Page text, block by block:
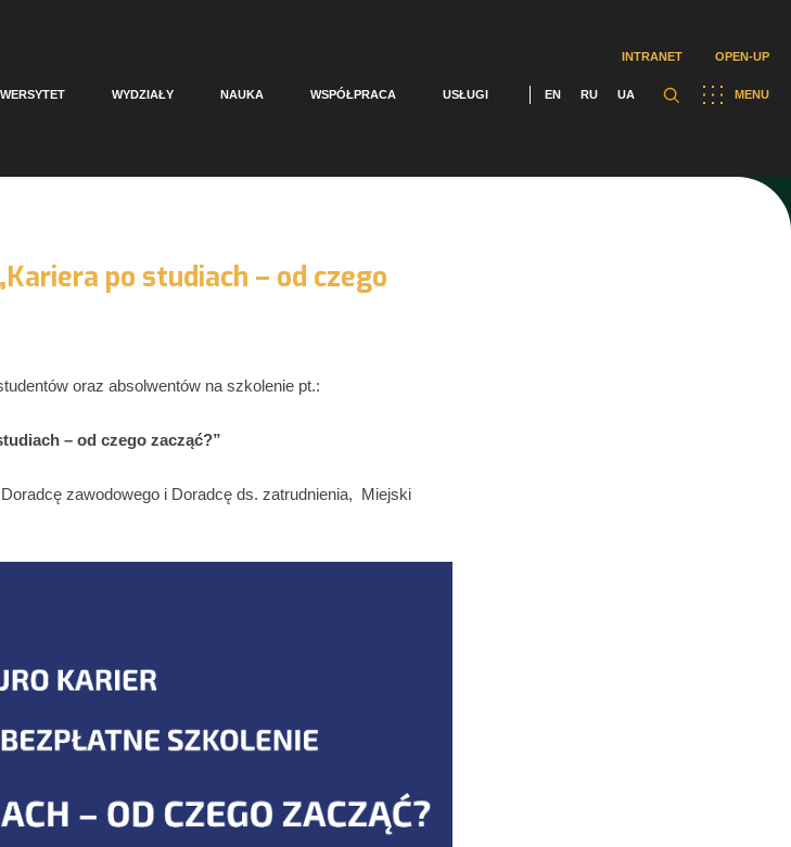
INTRANET OPEN-UP
MENU
WYDZIAŁY NAUKA WSPÓŁPRACA USŁUGI EN RU UA
po studiach – od czego
oraz absolwentów na szkolenie pt.:
– od czego zacząć?”
zawodowego i Doradcę ds. zatrudnienia, Miejski